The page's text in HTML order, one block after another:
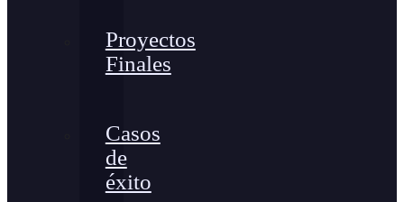
Proyectos
Finales
Casos
de
éxito